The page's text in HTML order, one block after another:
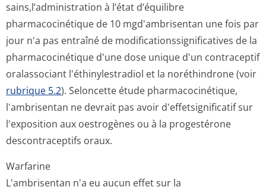
sains,l’adminis­tration à l’état d’équilibre
pharmacocinétique de 10 mgd'ambrisentan une fois par
jour n'a pas entraîné de modificationssig­nificatives de la
pharmacocinétique d'une dose unique d'un contraceptif
oralassociant l'éthinylestradiol et la noréthindrone (voir
rubrique 5.2). Seloncette étude pharmacocinétique,
l'ambrisentan ne devrait pas avoir d'effetsignificatif sur
l'exposition aux oestrogènes ou à la progestérone
descontraceptif­s oraux.
Warfarine
L'ambrisentan n'a eu aucun effet sur la